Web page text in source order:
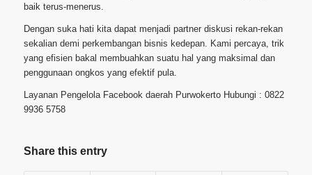
baik terus-menerus.
Dengan suka hati kita dapat menjadi partner diskusi rekan-rekan
sekalian demi perkembangan bisnis kedepan. Kami percaya, trik
yang efisien bakal membuahkan suatu hal yang maksimal dan
penggunaan ongkos yang efektif pula.
Layanan Pengelola Facebook daerah Purwokerto Hubungi : 0822
9936 5758
Share this entry